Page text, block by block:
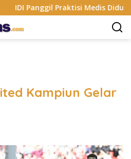
Panggil Praktisi Medis Diduga Hina
Kampiun Gelar